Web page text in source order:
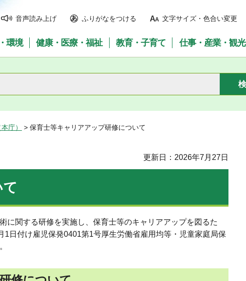
音声読み上げ ふりがなをつける 文字サイズ・色合い変更
環境 健康・医療・福祉 教育・子育て 仕事・産業・観光
庁） > 保育士等キャリアアップ研修について
更新日：2026年7月27日
関する研修を実施し、保育士等のキャリアアップを図るた
日付け雇児保発0401第1号厚生労働省雇用均等・児童家庭局保